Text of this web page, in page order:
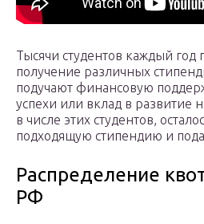
Тысячи студентов каждый год
получение различных
подучают финансовую
успехи или вклад в развитие
в числе этих студентов,
подходящую стипендию и
Распределение
РФ